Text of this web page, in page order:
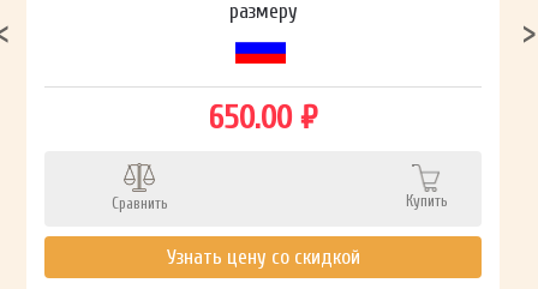
размеру
650.00 ₽
Сравнить Купить
Узнать цену со скидкой